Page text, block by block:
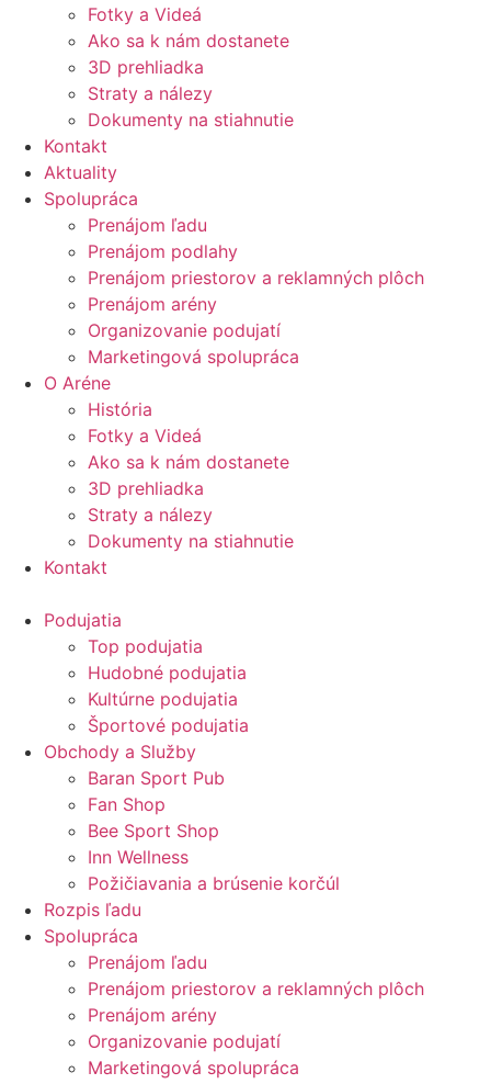
Fotky a Videá
Ako sa k nám dostanete
3D prehliadka
Straty a nálezy
Dokumenty na stiahnutie
Kontakt
Aktuality
Spolupráca
Prenájom ľadu
Prenájom podlahy
Prenájom priestorov a reklamných plôch
Prenájom arény
Organizovanie podujatí
Marketingová spolupráca
O Aréne
História
Fotky a Videá
Ako sa k nám dostanete
3D prehliadka
Straty a nálezy
Dokumenty na stiahnutie
Kontakt
Podujatia
Top podujatia
Hudobné podujatia
Kultúrne podujatia
Športové podujatia
Obchody a Služby
Baran Sport Pub
Fan Shop
Bee Sport Shop
Inn Wellness
Požičiavania a brúsenie korčúl
Rozpis ľadu
Spolupráca
Prenájom ľadu
Prenájom priestorov a reklamných plôch
Prenájom arény
Organizovanie podujatí
Marketingová spolupráca